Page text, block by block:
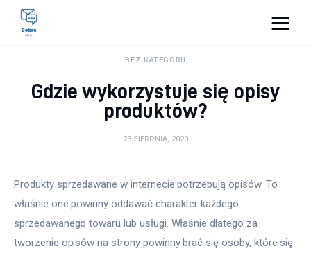
Lifestyle
Więcej
BEZ KATEGORII
Gdzie wykorzystuje się opisy
produktów?
23 SIERPNIA, 2020
Produkty sprzedawane w internecie potrzebują opisów. To
właśnie one powinny oddawać charakter każdego
sprzedawanego towaru lub usługi. Właśnie dlatego za
tworzenie opisów na strony powinny brać się osoby, które się